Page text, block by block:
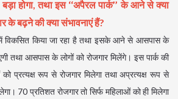
बड़ा होगा, तथा इस ‘‘अपैरल पार्क’’ के आने से क्या
के बढ़ने की क्या संभावनाएं हैं?
विकसित किया जा रहा है तथा इसके आने से आसपास के
तथा आसपास के लोगों को रोजगार मिलेंगे। इस पार्क की
प्रत्यक्ष रूप से रोजगार मिलेगा तथा अप्रत्यक्ष रूप से
70 प्रतिशत रोजगार तो सिर्फ महिलाओं को ही मिलेगा